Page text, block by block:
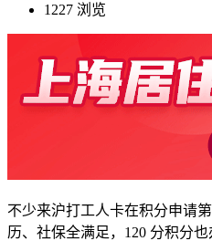
1227 浏览
不少来沪打工人卡在积分申请
历、社保全满足，120 分积分